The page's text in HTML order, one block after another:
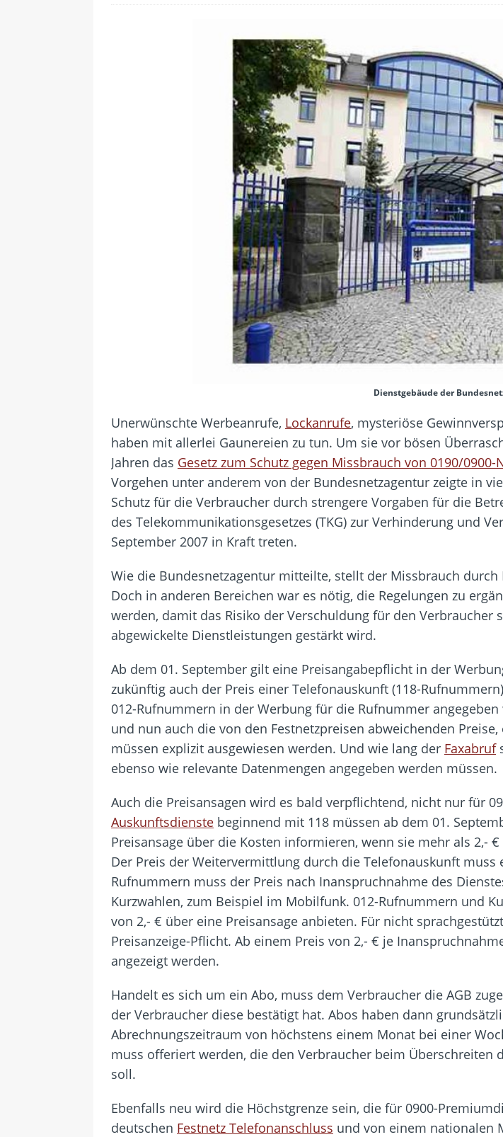
[ 22. Juli 2026 ]
WhatsApp macht die Handynummer unsichtbar – Die
[ 21. Juli 2026 ] Wichtiges BGH-Urteil – Verbraucherrechte bei Online-Kündigung
[ 7. August 2026 ] DSL-Ende rückt näher – Viele setzen trotzdem immer noch
Dienstgebäude der
Unerwünschte Werbeanrufe, Lockanrufe, mysteriöse
haben mit allerlei Gaunereien zu tun. Um sie vor bösen
Jahren das Gesetz zum Schutz gegen Missbrauch von 0190/
Vorgehen unter anderem von der Bundesnetzagentur zeigte in
Schutz für die Verbraucher durch strengere Vorgaben für die
des Telekommunikationsgesetzes (TKG) zur Verhinderung und
September 2007 in Kraft treten.
Wie die Bundesnetzagentur mitteilte, stellt der Missbrauch
Doch in anderen Bereichen war es nötig, die Regelungen zu
werden, damit das Risiko der Verschuldung für den
abgewickelte Dienstleistungen gestärkt wird.
Ab dem 01. September gilt eine Preisangabepflicht in der
zukünftig auch der Preis einer Telefonauskunft (118-
012-Rufnummern in der Werbung für die Rufnummer
und nun auch die von den Festnetzpreisen abweichenden
müssen explizit ausgewiesen werden. Und wie lang der Faxabruf
ebenso wie relevante Datenmengen angegeben werden müssen.
Auch die Preisansagen wird es bald verpflichtend, nicht nur für
Auskunftsdienste beginnend mit 118 müssen ab dem 01.
Preisansage über die Kosten informieren, wenn sie mehr als 2,-
Der Preis der Weitervermittlung durch die Telefonauskunft
Rufnummern muss der Preis nach Inanspruchnahme des
Kurzwahlen, zum Beispiel im Mobilfunk. 012-Rufnummern und
von 2,- € über eine Preisansage anbieten. Für nicht
Preisanzeige-Pflicht. Ab einem Preis von 2,- € je
angezeigt werden.
Handelt es sich um ein Abo, muss dem Verbraucher die AGB
der Verbraucher diese bestätigt hat. Abos haben dann
Abrechnungszeitraum von höchstens einem Monat bei einer
muss offeriert werden, die den Verbraucher beim Überschreiten
soll.
Ebenfalls neu wird die Höchstgrenze sein, die für 0900-
deutschen Festnetz Telefonanschluss und von einem nationalen